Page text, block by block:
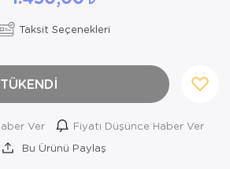
Taksit Seçenekleri
TÜKENDİ
Ver
Fiyatı Düşünce Haber Ver
Bu Ürünü Paylaş